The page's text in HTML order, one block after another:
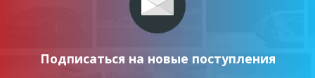
Подписаться на новые поступления